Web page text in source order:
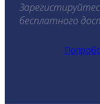
бесплатного